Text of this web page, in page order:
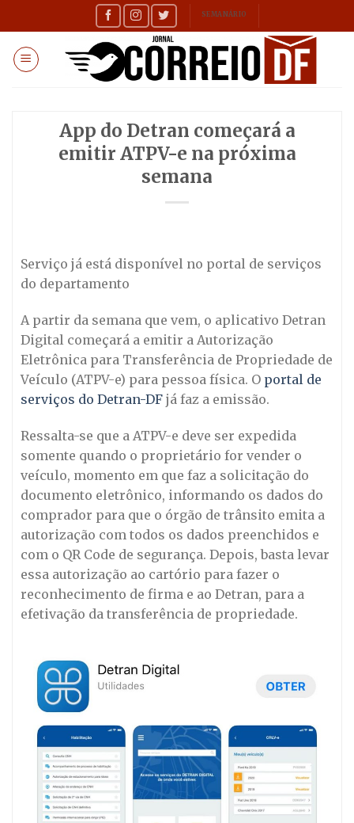
to
content
SEMANÁRIO
App do Detran começará a
emitir ATPV-e na próxima
semana
Serviço já está disponível no portal de serviços
do departamento
A partir da semana que vem, o aplicativo Detran
Digital começará a emitir a Autorização
Eletrônica para Transferência de Propriedade de
Veículo (ATPV-e) para pessoa física. O portal de
serviços do Detran-DF já faz a emissão.
Ressalta-se que a ATPV-e deve ser expedida
somente quando o proprietário for vender o
veículo, momento em que faz a solicitação do
documento eletrônico, informando os dados do
comprador para que o órgão de trânsito emita a
autorização com todos os dados preenchidos e
com o QR Code de segurança. Depois, basta levar
essa autorização ao cartório para fazer o
reconhecimento de firma e ao Detran, para a
efetivação da transferência de propriedade.